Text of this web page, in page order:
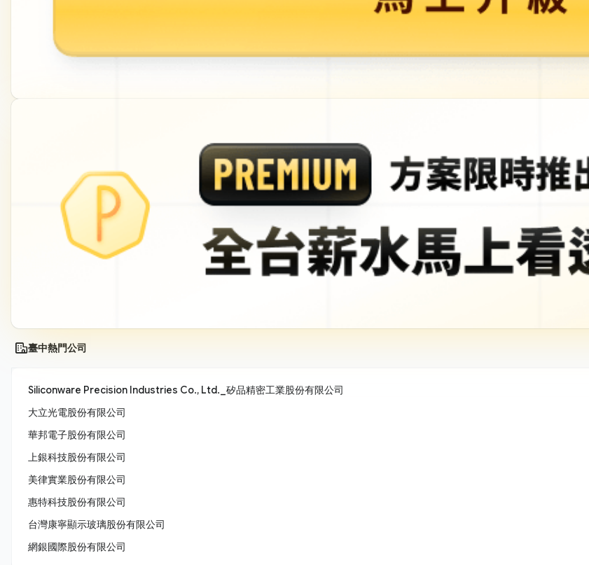
臺中熱門公司
Siliconware Precision Industries Co., Ltd._矽品精密工業股份有限公司
大立光電股份有限公司
華邦電子股份有限公司
上銀科技股份有限公司
美律實業股份有限公司
惠特科技股份有限公司
台灣康寧顯示玻璃股份有限公司
網銀國際股份有限公司